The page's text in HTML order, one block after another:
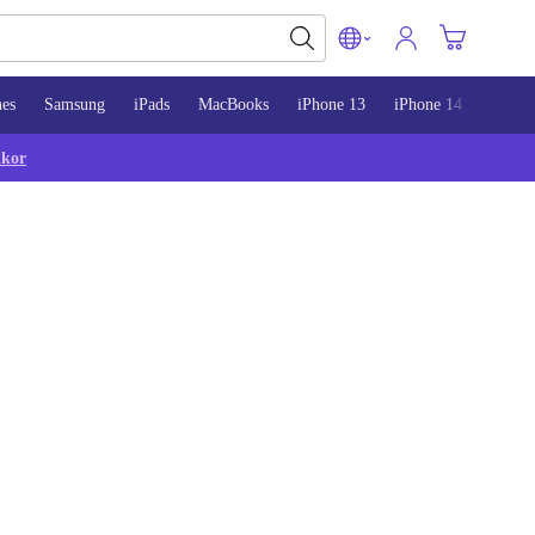
Samsung iPads MacBooks iPhone 13 iPhone 14